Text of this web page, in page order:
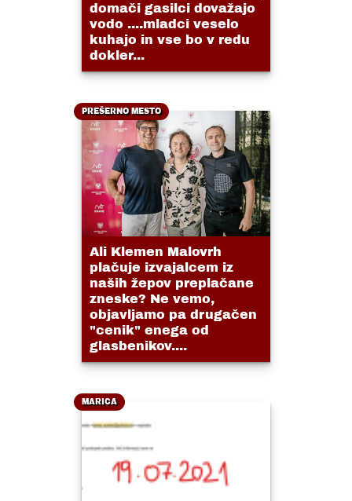
domači gasilci dovažajo
vodo ....mladci veselo
kuhajo in vse bo v redu
dokler...
PREŠERNO MESTO
Ali Klemen Malovrh
plačuje izvajalcem iz
naših žepov preplačane
zneske? Ne vemo,
objavljamo pa drugačen
"cenik" enega od
glasbenikov....
MARICA